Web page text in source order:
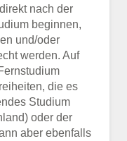
nach der
beginnen,
und/oder
werden. Auf
die es
Studium
oder der
aber ebenfalls